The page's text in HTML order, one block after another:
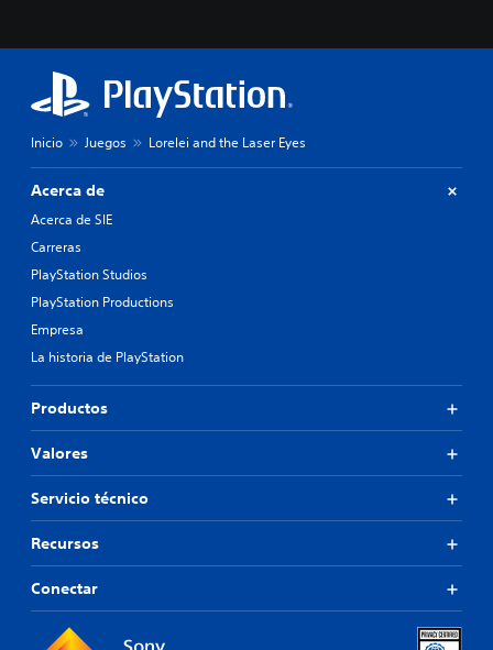
Inicio Juegos Lorelei and the Laser Eyes
Acerca de
Acerca de SIE
Carreras
PlayStation Studios
PlayStation Productions
Empresa
La historia de PlayStation
Productos
Valores
Servicio técnico
Recursos
Conectar